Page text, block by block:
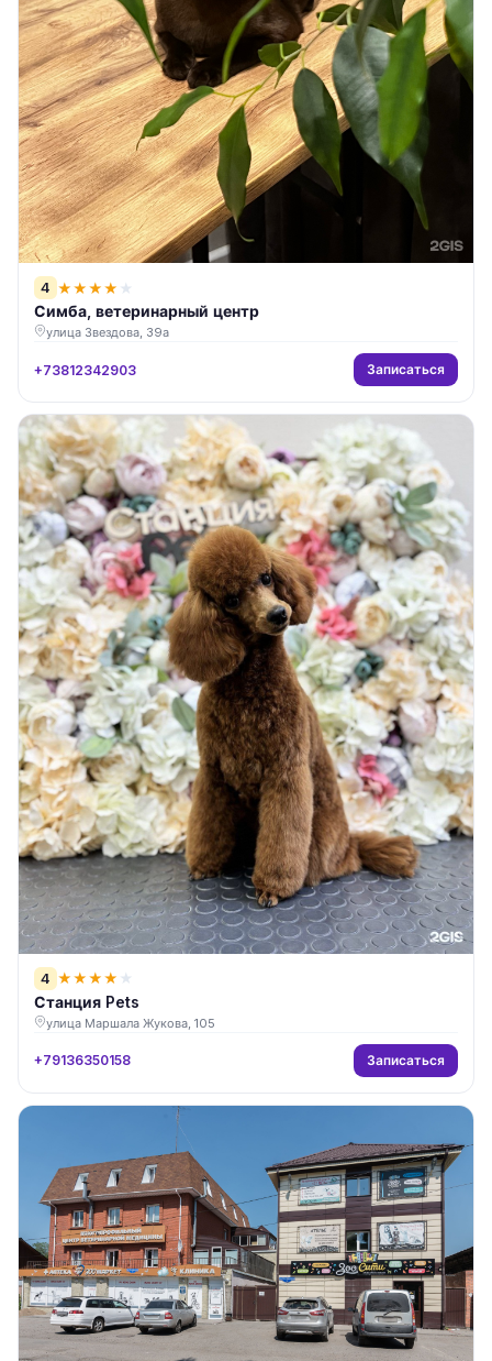
4 ★★★★ ★
Симба, ветеринарный центр
улица Звездова, 39а
+73812342903 Записаться
4 ★★★★ ★
Станция Pets
улица Маршала Жукова, 105
+79136350158 Записаться